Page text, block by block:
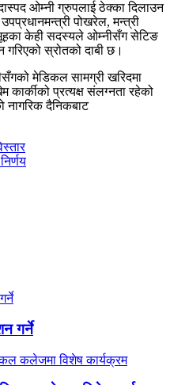
ओम्नी ग्रुपलाई ठेक्का दिलाउन
पोखरेल, मन्त्री
केही सदस्यले ओम्नीसँग सेटिङ
गरिएको स्रोतको दाबी छ।
मेडिकल सामग्री खरिदमा
कार्कीको प्रत्यक्ष संलग्नता रहेको
नागरिक दैनिकबाट
गर्ने